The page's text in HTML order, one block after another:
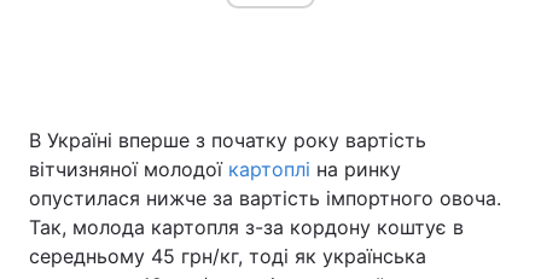
В Україні вперше з початку року вартість
вітчизняної молодої картоплі на ринку
опустилася нижче за вартість імпортного овоча.
Так, молода картопля з-за кордону коштує в
середньому 45 грн/кг, тоді як українська